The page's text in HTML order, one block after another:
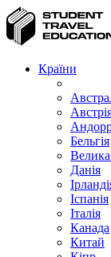
Країни
Бельгія
Велика
Данія
Іспанія
Італія
Канада
Китай